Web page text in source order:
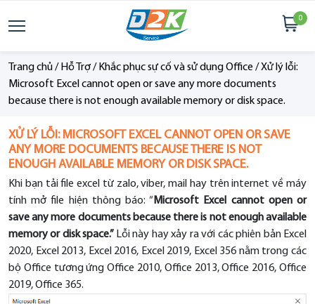
0
Trang chủ/ Hỗ Trợ/ Khắc phục sự cố và sử dụng Office/Xử lý lỗi:
Microsoft Excel cannot open or save any more documents
because there is not enough available memory or disk space.
XỬ LÝ LỖI: MICROSOFT EXCEL CANNOT OPEN OR SAVE
ANY MORE DOCUMENTS BECAUSE THERE IS NOT
ENOUGH AVAILABLE MEMORY OR DISK SPACE.
Khi bạn tải file excel từ zalo, viber, mail hay trên internet về máy
tính mở file hiện thông báo: “ Microsoft Excel cannot open or
save any more documents because there is not enough available
memory or disk space.” Lỗi này hay xảy ra với các phiên bản Excel
2020, Excel 2013, Excel 2016, Excel 2019, Excel 356 nằm trong các
bộ Office tương ứng Office 2010, Office 2013, Office 2016, Office
2019, Office 365.